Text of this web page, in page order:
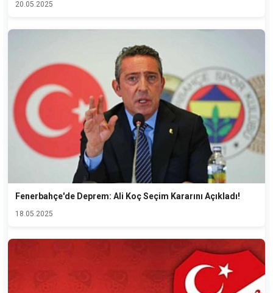
20.05.2025
Fenerbahçe'de Deprem: Ali Koç Seçim Kararını Açıkladı!
18.05.2025